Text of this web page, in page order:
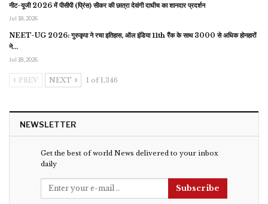
नीट-यूजी 2026 में पीसीपी (प्रिंस) सीकर की छात्रा देवांगी दाधीच का शानदार प्रदर्शन
Jul 18, 2026
NEET-UG 2026: गुरुकृपा ने रचा इतिहास, ऑल इंडिया 11th रैंक के साथ 3000 से अधिक होनहारों
ने…
Jul 18, 2026
PREV NEXT 1 of 1,346
NEWSLETTER
Get the best of world News delivered to your inbox
daily
Subscribe